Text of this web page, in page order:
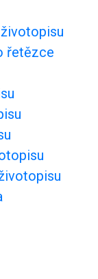
řetězce